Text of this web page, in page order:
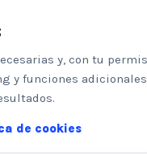
Información básica
Responsable:
solicitud y responder
consentimiento del
precontractuales.
salvo obligación
y, con tu
y funciones adicionales
de cookies